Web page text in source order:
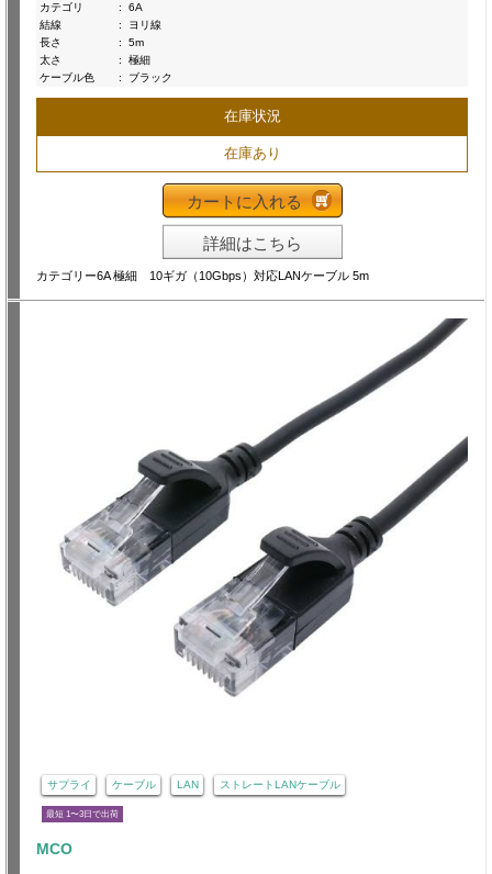
カテゴリ
:
6A
結線
:
ヨリ線
長さ
:
5m
太さ
:
極細
ケーブル色
: ブラック
在庫状況
在庫あり
カートに入れる
詳細はこちら
カテゴリー6A 極細 10ギガ（10Gbps）対応LANケーブル 5m
サプライ ケーブル LAN ストレートLANケーブル
最短 1〜3日で出荷
MCO